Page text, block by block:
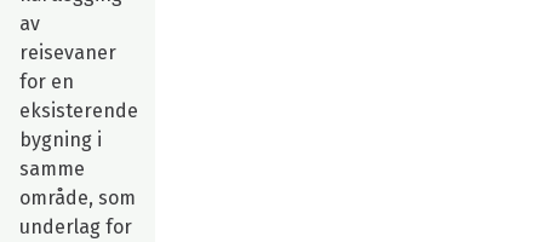
av
reisevaner
for en
eksisterende
bygning i
samme
område, som
underlag for